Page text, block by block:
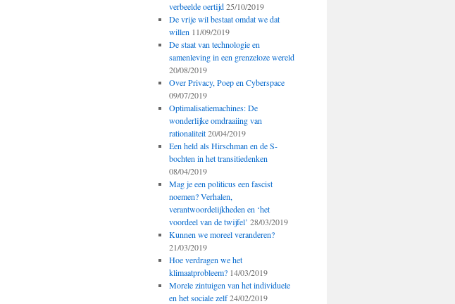
verbeelde oertijd 25/10/2019
De vrije wil bestaat omdat we dat
willen 11/09/2019
De staat van technologie en
samenleving in een grenzeloze wereld
20/08/2019
Over Privacy, Poep en Cyberspace
09/07/2019
Optimalisatiemachines: De
wonderlijke omdraaiing van
rationaliteit 20/04/2019
Een held als Hirschman en de S-
bochten in het transitiedenken
08/04/2019
Mag je een politicus een fascist
noemen? Verhalen,
verantwoordelijkheden en ‘het
voordeel van de twijfel’ 28/03/2019
Kunnen we moreel veranderen?
21/03/2019
Hoe verdragen we het
klimaatprobleem? 14/03/2019
Morele zintuigen van het individuele
en het sociale zelf 24/02/2019